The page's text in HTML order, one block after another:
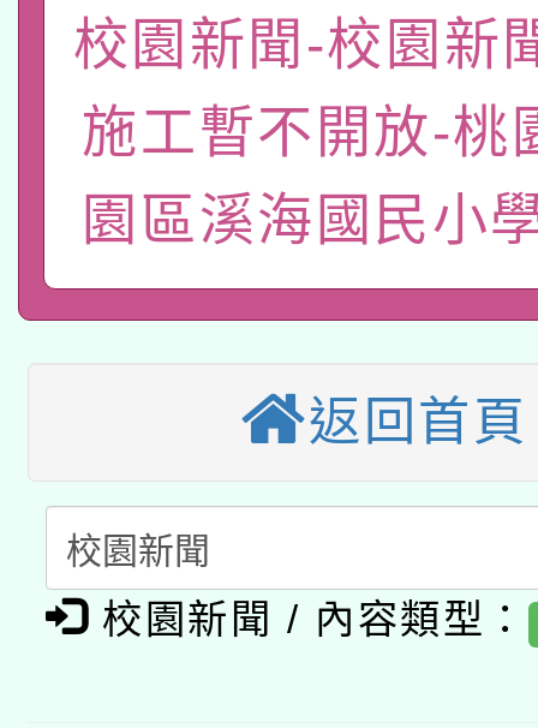
國立臺灣師範大學辦理
年度健康促進學校輔導
業成長研習」實施計畫
函轉國家教育研究院中
原住民族教育政策研討
族教育國際趨勢與發展
轉知教育部國民及學前
新北市政府教育局辦理
師專業成長研習實施計
方素養工作坊新北場」
函轉國立臺灣師範大學
族語言臺北學習中心
「族語學習班」招生簡
轉知有關國立成功大學
年度COVID-19疫苗接
接種對象擴大為「滿6
月28日止
轉知經濟部水利署委託
業技術研究院辦理「
用水績優單位及節水達
動」
115年8月22日(星期六
桃園市孔廟祈福系列
開 智慧啟航」
2026年桃園地景藝術
「2026桃園藝術巡演
關事宜
轉知教育部國民及學前
國立臺灣師範大學辦
函轉國家教育研究院中
校園新聞-校園新
施工暫不開放-桃
園區溪海國民小
返回首頁
校園新聞 / 內容類型：